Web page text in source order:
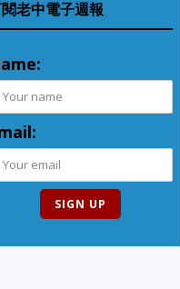
老中電子週報